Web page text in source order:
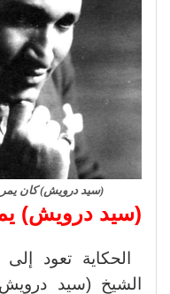
(سيد درويش) كان يمر
(سيد درويش)
الشيخ (سيد